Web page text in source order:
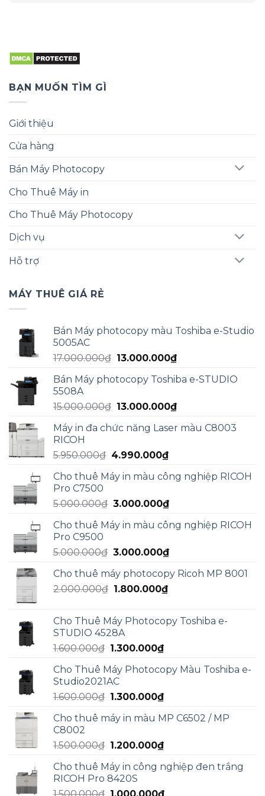
BẠN MUỐN TÌM GÌ
Giới thiệu
Cửa hàng
Bán Máy Photocopy
Cho Thuê Máy in
Cho Thuê Máy Photocopy
Dịch vụ
Hỗ trợ
MÁY THUÊ GIÁ RẺ
Bán Máy photocopy màu Toshiba e-Studio
5005AC
17.000.000₫ Giá
là:
13.000.000₫Giá
tại
13.000.000₫.
Bán Máy photocopy Toshiba e-STUDIO
5508A
15.000.000₫ Giá
là:
13.000.000₫Giá
tại
Máy in đa chức năng Laser màu C8003
RICOH
5.950.000₫ Giá
là:
4.990.000₫Giá
tại
4.990.000₫.
Cho thuê Máy in màu công nghiệp RICOH
Pro C7500
5.000.000₫ Giá
là:
3.000.000₫Giá
tại
3.000.000₫.
Cho thuê Máy in màu công nghiệp RICOH
Pro C9500
5.000.000₫ Giá
là:
5.000.000₫.
3.000.000₫Giá
tại
Cho thuê máy photocopy Ricoh MP 8001
2.000.000₫ Giá
2.000.000₫.
1.800.000₫Giá
là:
Cho Thuê Máy Photocopy Toshiba e-
STUDIO 4528A
1.600.000₫ Giá
là:
1.600.000₫.
1.300.000₫Giá
tại
1.300.000₫.
Cho Thuê Máy Photocopy Màu Toshiba e-
Studio2021AC
1.600.000₫ Giá
là:
1.300.000₫Giá
tại
1.300.000₫.
Cho thuê máy in màu MP C6502 / MP
C8002
1.500.000₫ Giá
là:
1.500.000₫.
1.200.000₫Giá
tại
Cho thuê Máy in công nghiệp đen trắng
RICOH Pro 8420S
Giá
Giá